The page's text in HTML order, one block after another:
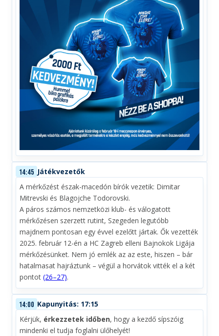
14:45 Játékvezetők
A mérkőzést észak-macedón bírók vezetik: Dimitar
Mitrevski és Blagojche Todorovski.
A páros számos nemzetközi klub- és válogatott
mérkőzésen szerzett rutint, Szegeden legutóbb
majdnem pontosan egy évvel ezelőtt jártak. Ők vezették
2025. február 12-én a HC Zagreb elleni Bajnokok Ligája
mérkőzésünket. Nem jó emlék az az este, hiszen – bár
hatalmasat hajráztunk – végül a horvátok vitték el a két
pontot (26–27).
14:00 Kapunyitás: 17:15
Kérjük, érkezzetek időben, hogy a kezdő sípszóig
mindenki el tudja foglalni ülőhelyét!